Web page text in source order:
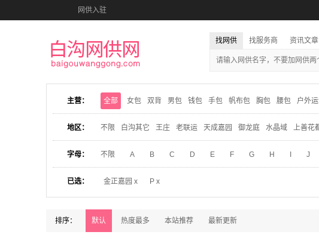
网供入驻
找网供 找服务商 资讯文章
主营： 全部 女包 双背 男包 钱包 手包 帆布包 胸包 腰包 户外
地区： 不限 白沟其它 王庄 老联运 天成嘉园 御龙庭 水晶域 上善花
字母： 不限 A B C D E F G H J
已选： 金正嘉园 x P x
排序： 默认 热度最多 本站推荐 最新更新